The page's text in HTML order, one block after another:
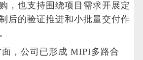
，也支持围绕项目需求开展定
后的验证推进和小批量交付作
，公司已形成 MIPI多路合